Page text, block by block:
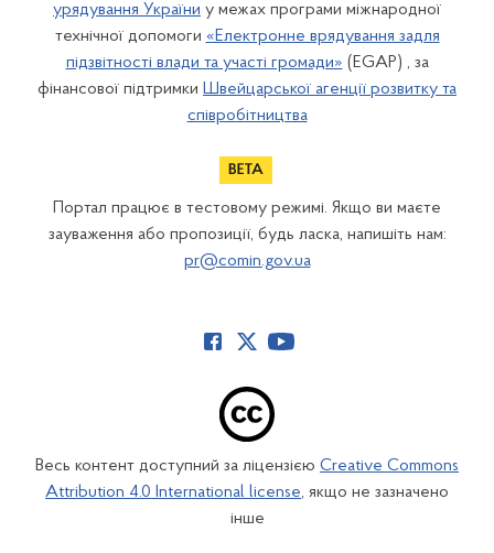
урядування України у межах програми міжнародної
технічної допомоги «Електронне врядування задля
підзвітності влади та участі громади» (EGAP) , за
фінансової підтримки Швейцарської агенції розвитку та
співробітництва
Портал працює в тестовому режимі. Якщо ви маєте
зауваження або пропозиції, будь ласка, напишіть нам:
pr@comin.gov.ua
Весь контент доступний за ліцензією Creative Commons
Attribution 4.0 International license, якщо не зазначено
інше